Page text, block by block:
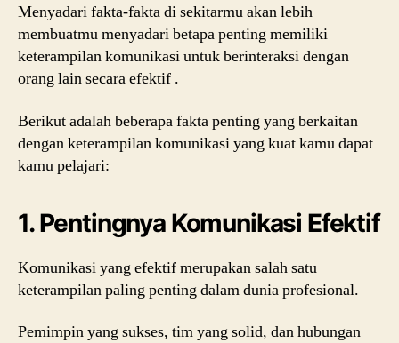
Menyadari fakta-fakta di sekitarmu akan lebih
membuatmu menyadari betapa penting memiliki
keterampilan komunikasi untuk berinteraksi dengan
orang lain secara efektif .
Berikut adalah beberapa fakta penting yang berkaitan
dengan keterampilan komunikasi yang kuat kamu dapat
kamu pelajari:
1. Pentingnya Komunikasi Efektif
Komunikasi yang efektif merupakan salah satu
keterampilan paling penting dalam dunia profesional.
Pemimpin yang sukses, tim yang solid, dan hubungan